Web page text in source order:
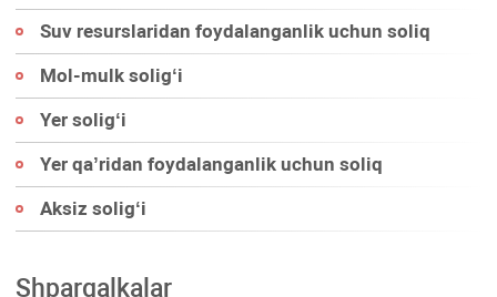
Suv resurslaridan foydalanganlik uchun soliq
Mol-mulk soligʻi
Yer soligʻi
Yer qa’ridan foydalanganlik uchun soliq
Aksiz soligʻi
Shpargalkalar